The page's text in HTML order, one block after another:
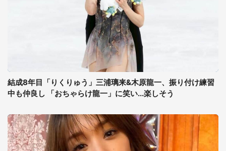
結成8年目「りくりゅう」三浦璃来&木原龍一、振り付け練習
中も仲良し 「おちゃらけ龍一」に笑い...楽しそう